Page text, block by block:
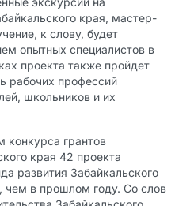
края, мастер-
к слову, будет
опытных специалистов в
проекта также пройдет
рабочих профессий
школьников и их
конкурса грантов
края 42 проекта
развития Забайкальского
чем в прошлом году. Со слов